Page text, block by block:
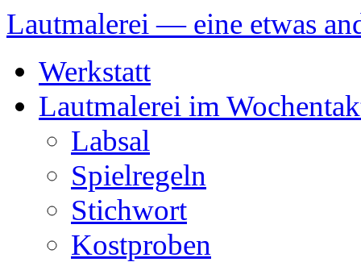
Lautmalerei — eine etwas
Inhalt
springen
Werkstatt
Lautmalerei im
Labsal
Spielregeln
Stichwort
Kostproben